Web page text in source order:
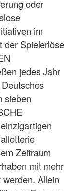
oder
im
der Spielerlöse
jedes Jahr
sieben
Zeitraum
mit mehr
Allein